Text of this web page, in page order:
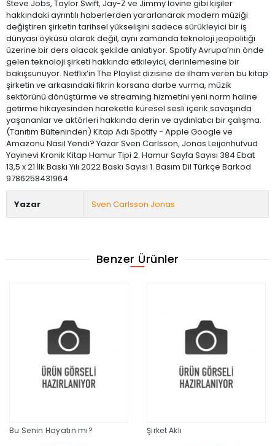
Steve Jobs, Taylor Swift, Jay-Z ve Jimmy Iovine gibi kişiler
hakkındaki ayrıntılı haberlerden yararlanarak modern müziği
değiştiren şirketin tarihsel yükselişini sadece sürükleyici bir iş
dünyası öyküsü olarak değil, aynı zamanda teknoloji jeopolitiği
üzerine bir ders olacak şekilde anlatıyor. Spotify Avrupa’nın önde
gelen teknoloji şirketi hakkında etkileyici, derinlemesine bir
bakışsunuyor. Netflix’in The Playlist dizisine de ilham veren bu kitap
şirketin ve arkasındaki fikrin korsana darbe vurma, müzik
sektörünü dönüştürme ve streaming hizmetini yeni norm haline
getirme hikayesinden hareketle küresel sesli içerik savaşında
yaşananlar ve aktörleri hakkında derin ve aydınlatıcı bir çalışma.
(Tanıtım Bülteninden) Kitap Adı Spotify - Apple Google ve
Amazonu Nasıl Yendi? Yazar Sven Carlsson, Jonas Leijonhufvud
Yayınevi Kronik Kitap Hamur Tipi 2. Hamur Sayfa Sayısı 384 Ebat
13,5 x 21 İlk Baskı Yılı 2022 Baskı Sayısı 1. Basım Dil Türkçe Barkod
9786258431964
Yazar Sven Carlsson Jonas
Benzer Ürünler
Bu Senin Hayatın mı? Şirket Aklı